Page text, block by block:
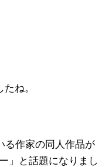
ね。
る作家の同人作品が
」と話題になりまし